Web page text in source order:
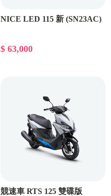
NICE LED 115 新 (SN23AC)
$ 63,000
競速車 RTS 125 雙碟版